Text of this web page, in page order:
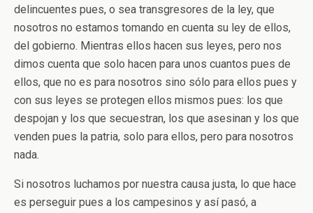
delincuentes pues, o sea transgresores de la ley, que
nosotros no estamos tomando en cuenta su ley de ellos,
del gobierno. Mientras ellos hacen sus leyes, pero nos
dimos cuenta que solo hacen para unos cuantos pues de
ellos, que no es para nosotros sino sólo para ellos pues y
con sus leyes se protegen ellos mismos pues: los que
despojan y los que secuestran, los que asesinan y los que
venden pues la patria, solo para ellos, pero para nosotros
nada.
Si nosotros luchamos por nuestra causa justa, lo que hace
es perseguir pues a los campesinos y así pasó, a